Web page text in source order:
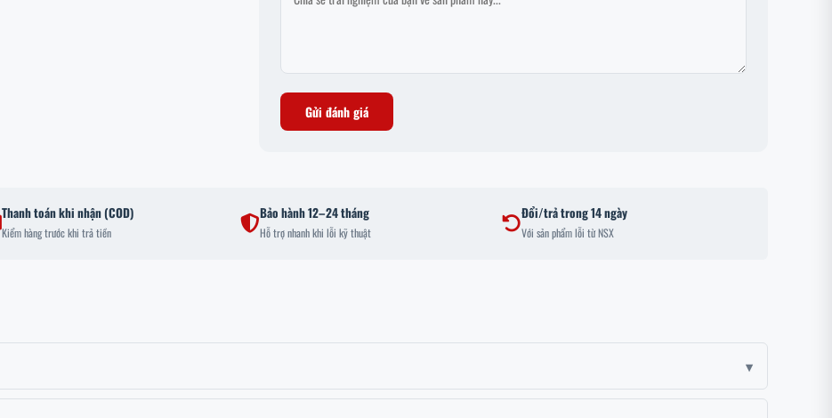
Gửi đánh giá
Thanh toán khi nhận (COD)
Kiểm hàng trước khi trả tiền
Bảo hành 12–24 tháng
Hỗ trợ nhanh khi lỗi kỹ thuật
Đổi/trả trong 14 ngày
Với sản phẩm lỗi từ NSX